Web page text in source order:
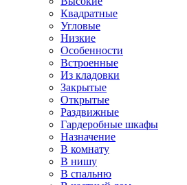
Квадратные
Угловые
Низкие
Особенности
Встроенные
Из кладовки
Закрытые
Открытые
Раздвижные
Гардеробные шкафы
Назначение
В комнату
В нишу
В спальню